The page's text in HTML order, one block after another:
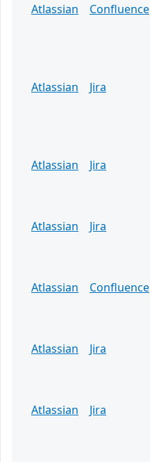
Atlassian
Confluence
Atlassian
Jira
Atlassian
Jira
Atlassian
Jira
Atlassian
Confluence
Atlassian
Jira
Atlassian
Jira